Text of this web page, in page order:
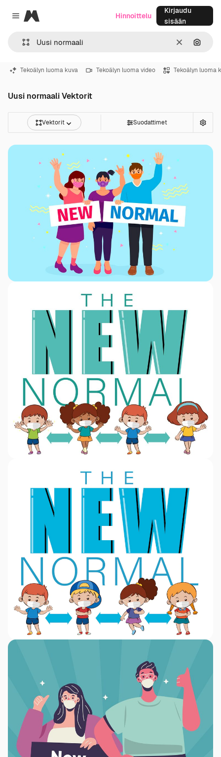
Close menu
Magnific
SelkeäHae
Hinnoittelu
Kirjaudu
sisään
Tekoälyn luoma kuva Tekoälyn luoma video Tekoälyn luoma
Uusi normaali Vektorit
Vektorit Suodattimet